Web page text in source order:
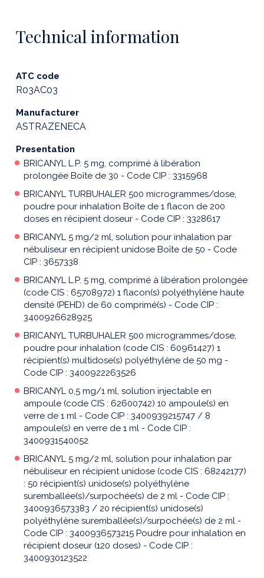
Technical information
ATC code
R03AC03
Manufacturer
ASTRAZENECA
Presentation
BRICANYL L.P. 5 mg, comprimé à libération
prolongée Boîte de 30 - Code CIP : 3315968
BRICANYL TURBUHALER 500 microgrammes/dose,
poudre pour inhalation Boîte de 1 flacon de 200
doses en récipient doseur - Code CIP : 3328617
BRICANYL 5 mg/2 ml, solution pour inhalation par
nébuliseur en récipient unidose Boîte de 50 - Code
CIP : 3657338
BRICANYL L.P. 5 mg, comprimé à libération prolongée
(code CIS : 65708972) 1 flacon(s) polyéthylène haute
densité (PEHD) de 60 comprimé(s) - Code CIP :
3400926628925
BRICANYL TURBUHALER 500 microgrammes/dose,
poudre pour inhalation (code CIS : 60961427) 1
récipient(s) multidose(s) polyéthylène de 50 mg -
Code CIP : 3400922263526
BRICANYL 0,5 mg/1 ml, solution injectable en
ampoule (code CIS : 62600742) 10 ampoule(s) en
verre de 1 ml - Code CIP : 3400939215747 / 8
ampoule(s) en verre de 1 ml - Code CIP :
3400931540052
BRICANYL 5 mg/2 ml, solution pour inhalation par
nébuliseur en récipient unidose (code CIS : 68242177)
: 50 récipient(s) unidose(s) polyéthylène
suremballée(s)/surpochée(s) de 2 ml - Code CIP :
3400936573383 / 20 récipient(s) unidose(s)
polyéthylène suremballée(s)/surpochée(s) de 2 ml -
Code CIP : 3400936573215 Poudre pour inhalation en
récipient doseur (120 doses) - Code CIP :
3400930123522